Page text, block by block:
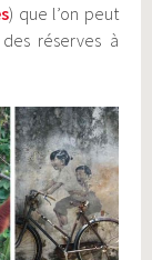
) que l’on peut
réserves à